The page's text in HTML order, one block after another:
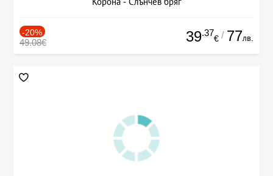
-20%
49.08€ 39.37
€ / 77лв.